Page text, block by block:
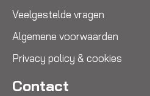
Veelgestelde vragen
Algemene voorwaarden
Privacy policy & cookies
Contact